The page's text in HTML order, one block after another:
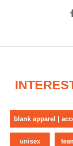
blank apparel |
unisex